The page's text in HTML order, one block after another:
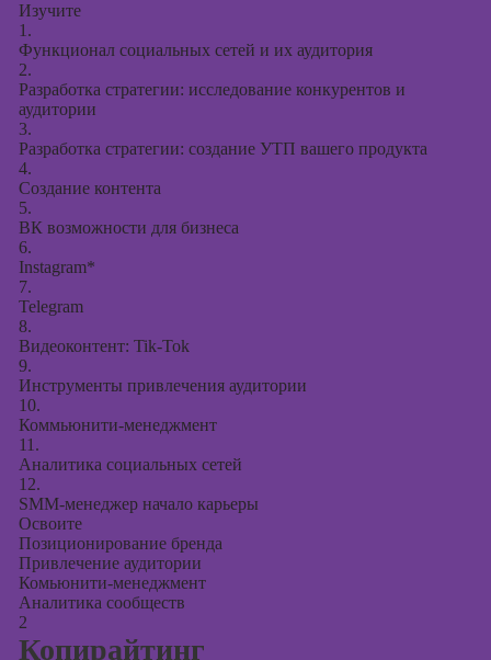
Изучите
1.
Функционал социальных сетей и их аудитория
2.
Разработка стратегии: исследование конкурентов и
аудитории
3.
Разработка стратегии: создание УТП вашего продукта
4.
Создание контента
5.
ВК возможности для бизнеса
6.
Instagram*
7.
Telegram
8.
Видеоконтент: Tik-Tok
9.
Инструменты привлечения аудитории
10.
Коммьюнити-менеджмент
11.
Аналитика социальных сетей
12.
SMM-менеджер начало карьеры
Освоите
Позиционирование бренда
Привлечение аудитории
Комьюнити-менеджмент
Аналитика сообществ
2
Копирайтинг